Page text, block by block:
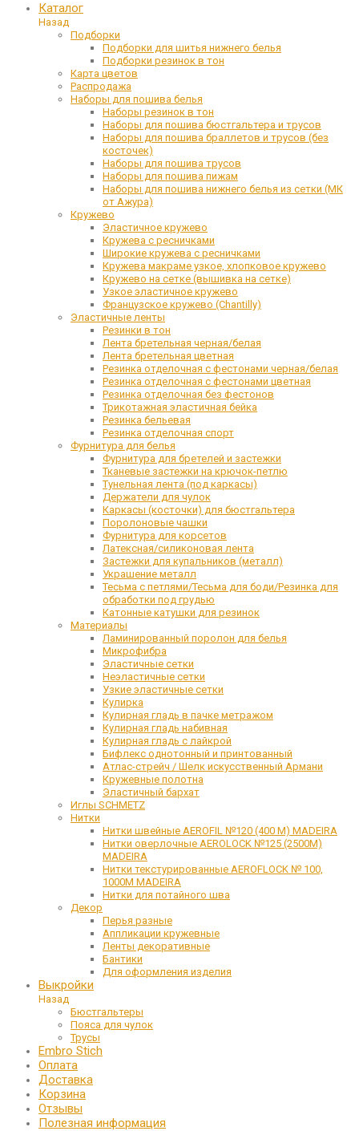
Каталог
Назад
Подборки
Подборки для шитья нижнего белья
Подборки резинок в тон
Карта цветов
Распродажа
Наборы для пошива белья
Наборы резинок в тон
Наборы для пошива бюстгальтера и трусов
Наборы для пошива браллетов и трусов (без
косточек)
Наборы для пошива трусов
Наборы для пошива пижам
Наборы для пошива нижнего белья из сетки (МК
от Ажура)
Кружево
Эластичное кружево
Кружева с ресничками
Широкие кружева с ресничками
Кружева макраме узкое, хлопковое кружево
Кружево на сетке (вышивка на сетке)
Узкое эластичное кружево
Французское кружево (Chantilly)
Эластичные ленты
Резинки в тон
Лента бретельная черная/белая
Лента бретельная цветная
Резинка отделочная с фестонами черная/белая
Резинка отделочная с фестонами цветная
Резинка отделочная без фестонов
Трикотажная эластичная бейка
Резинка бельевая
Резинка отделочная спорт
Фурнитура для белья
Фурнитура для бретелей и застежки
Тканевые застежки на крючок-петлю
Тунельная лента (под каркасы)
Держатели для чулок
Каркасы (косточки) для бюстгальтера
Поролоновые чашки
Фурнитура для корсетов
Латексная/силиконовая лента
Застежки для купальников (металл)
Украшение металл
Тесьма с петлями/Тесьма для боди/Резинка для
обработки под грудью
Катонные катушки для резинок
Материалы
Ламинированный поролон для белья
Микрофибра
Эластичные сетки
Неэластичные сетки
Узкие эластичные сетки
Кулирка
Кулирная гладь в пачке метражом
Кулирная гладь набивная
Кулирная гладь с лайкрой
Бифлекс однотонный и принтованный
Атлас-стрейч / Шелк искусственный Армани
Кружевные полотна
Эластичный бархат
Иглы SCHMETZ
Нитки
Нитки швейные AEROFIL №120 (400 М) MADEIRA
Нитки оверлочные AEROLOCK №125 (2500М)
MADEIRA
Нитки текстурированные AEROFLOCK № 100,
1000М MADEIRA
Нитки для потайного шва
Декор
Перья разные
Аппликации кружевные
Ленты декоративные
Бантики
Для оформления изделия
Выкройки
Назад
Бюстгальтеры
Пояса для чулок
Трусы
Embro Stich
Оплата
Доставка
Корзина
Отзывы
Полезная информация